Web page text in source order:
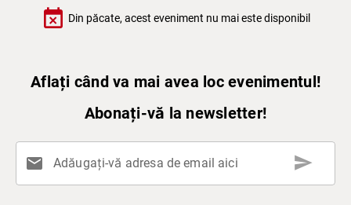
event_busy Din păcate, acest eveniment nu mai este disponibil
Aflați când va mai avea loc evenimentul!
Abonați-vă la newsletter!
mail Adăugați-vă adresa de email aici send